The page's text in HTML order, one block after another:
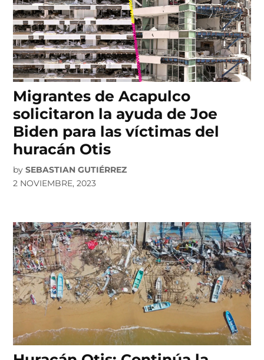
Migrantes de Acapulco
solicitaron la ayuda de Joe
Biden para las víctimas del
huracán Otis
by SEBASTIAN GUTIÉRREZ
2 NOVIEMBRE, 2023